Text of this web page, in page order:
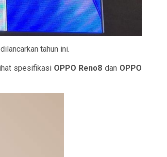
tahun ini.
spesifikasi OPPO Reno8 dan OPPO